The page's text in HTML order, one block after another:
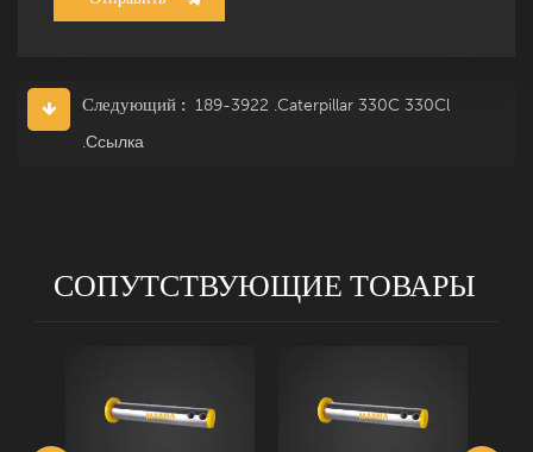
Следующий : 189-3922 .Caterpillar 330C 330Cl
.Ссылка
СОПУТСТВУЮЩИЕ ТОВАРЫ